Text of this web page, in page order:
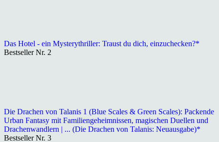
Das Hotel - ein Mysterythriller: Traust du dich, einzuchecken?*
Bestseller Nr. 2
Die Drachen von Talanis 1 (Blue Scales & Green Scales): Packende
Urban Fantasy mit Familiengeheimnissen, magischen Duellen und
Drachenwandlern | ... (Die Drachen von Talanis: Neuausgabe)*
Bestseller Nr. 3